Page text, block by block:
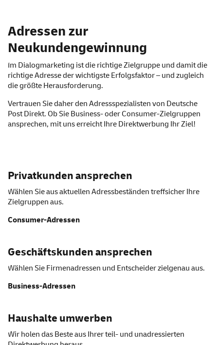
Adressen zur
Neukundengewinnung
Im Dialogmarketing ist die richtige Zielgruppe und damit die
richtige Adresse der wichtigste Erfolgsfaktor – und zugleich
die größte Herausforderung.
Vertrauen Sie daher den Adressspezialisten von Deutsche
Post Direkt. Ob Sie Business- oder Consumer-Zielgruppen
ansprechen, mit uns erreicht Ihre Direktwerbung Ihr Ziel!
Privatkunden ansprechen
Wählen Sie aus aktuellen Adressbeständen treffsicher Ihre
Zielgruppen aus.
Consumer-Adressen
Geschäftskunden ansprechen
Wählen Sie Firmenadressen und Entscheider zielgenau aus.
Business-Adressen
Haushalte umwerben
Wir holen das Beste aus Ihrer teil- und unadressierten